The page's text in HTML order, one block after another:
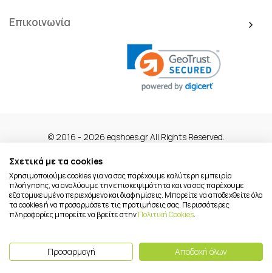
Επικοινωνία
© 2016 - 2026 eqshoes.gr All Rights Reserved.
To Top
Σχετικά με τα cookies
Χρησιμοποιούμε cookies για να σας παρέχουμε καλύτερη εμπειρία
πλοήγησης, να αναλύουμε την επισκεψιμότητα και να σας παρέχουμε
εξατομικευμένο περιεχόμενο και διαφημίσεις. Μπορείτε να αποδεχθείτε όλα
τα cookies ή να προσαρμόσετε τις προτιμήσεις σας. Περισσότερες
πληροφορίες μπορείτε να βρείτε στηνΠολιτική Cookies.
Προσαρμογή Αποδοχή όλων